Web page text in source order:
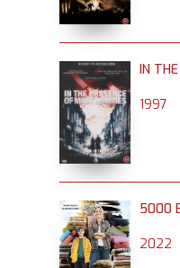
IN
1997
5000
2022